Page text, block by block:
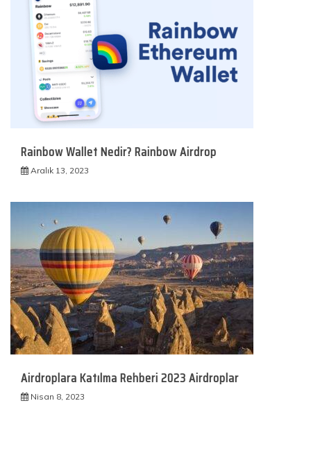
Rainbow Wallet Nedir? Rainbow Airdrop
Aralık 13, 2023
Airdroplara Katılma Rehberi 2023 Airdroplar
Nisan 8, 2023